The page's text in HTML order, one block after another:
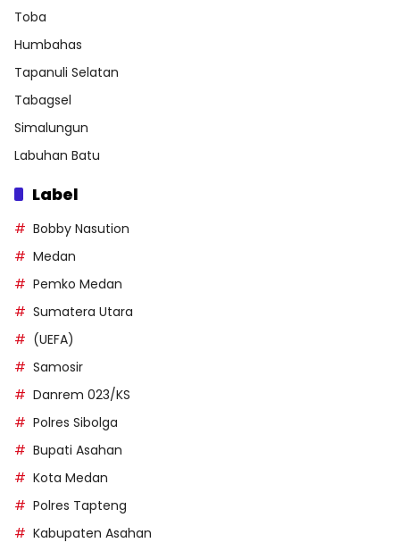
Toba
Humbahas
Tapanuli Selatan
Tabagsel
Simalungun
Labuhan Batu
Label
Bobby Nasution
Medan
Pemko Medan
Sumatera Utara
(UEFA)
Samosir
Danrem 023/KS
Polres Sibolga
Bupati Asahan
Kota Medan
Polres Tapteng
Kabupaten Asahan